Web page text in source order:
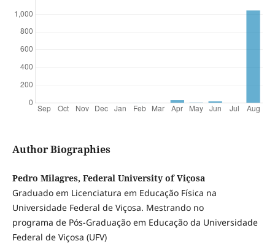
Author Biographies
Pedro Milagres, Federal University of Viçosa
Graduado em Licenciatura em Educação Física na
Universidade Federal de Viçosa. Mestrando no
programa de Pós-Graduação em Educação da Universidade
Federal de Viçosa (UFV)